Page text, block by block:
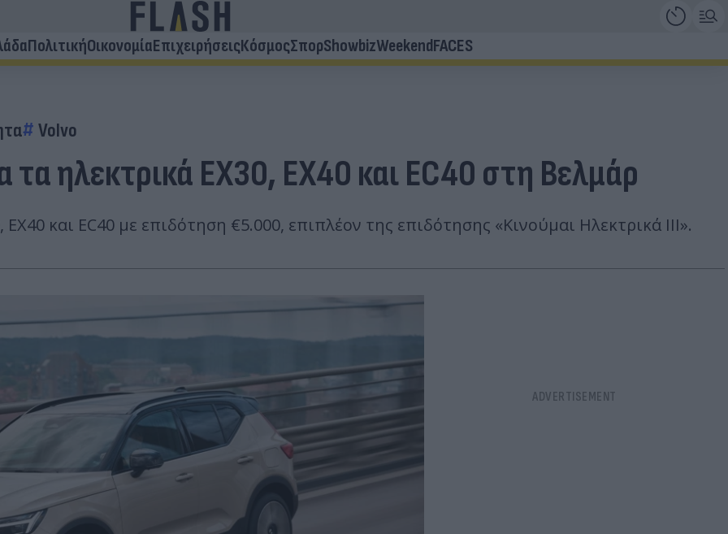
ΠολιτικήΟικονομίαΕπιχειρήσειςΚόσμοςΣπορShowbizWeekendFACES
Volvo
ηλεκτρικά EX30, EX40 και EC40 στη Βελμάρ
και EC40 με επιδότηση €5.000, επιπλέον της επιδότησης «Κινούμαι Ηλεκτρικά ΙΙΙ».